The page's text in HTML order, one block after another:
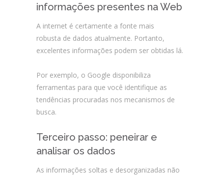
informações presentes na Web
A internet é certamente a fonte mais
robusta de dados atualmente. Portanto,
excelentes informações podem ser obtidas lá.
Por exemplo, o Google disponibiliza
ferramentas para que você identifique as
tendências procuradas nos mecanismos de
busca.
Terceiro passo: peneirar e
analisar os dados
As informações soltas e desorganizadas não